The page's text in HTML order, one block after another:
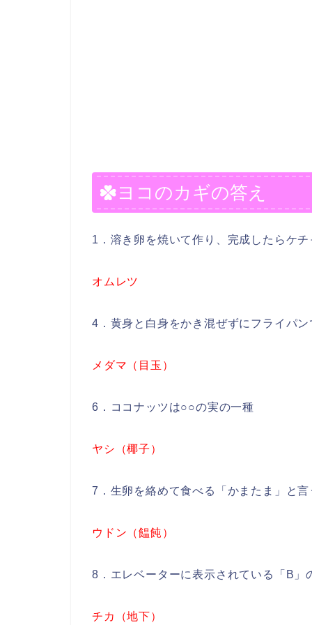
ヨコのカギの答え
1．溶き卵を焼いて作り、完成したらケ
オムレツ
4．黄身と白身をかき混ぜずにフライパ
メダマ（目玉）
6．ココナッツは○○の実の一種
ヤシ（椰子）
7．生卵を絡めて食べる「かまたま」と
ウドン（饂飩）
8．エレベーターに表示されている「B」
チカ（地下）